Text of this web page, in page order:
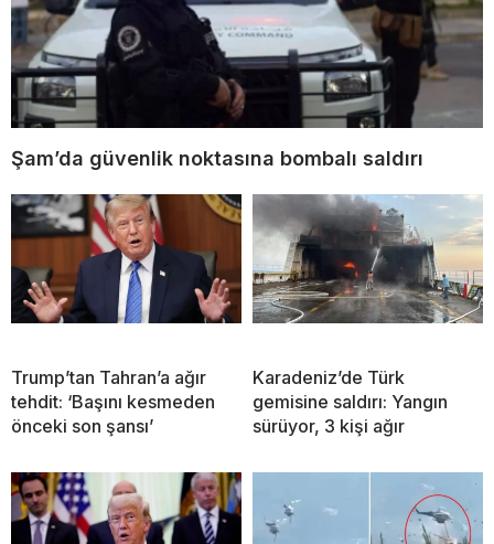
Şam’da güvenlik noktasına bombalı saldırı
Trump’tan Tahran’a ağır
tehdit: ‘Başını kesmeden
önceki son şansı’
Karadeniz’de Türk
gemisine saldırı: Yangın
sürüyor, 3 kişi ağır